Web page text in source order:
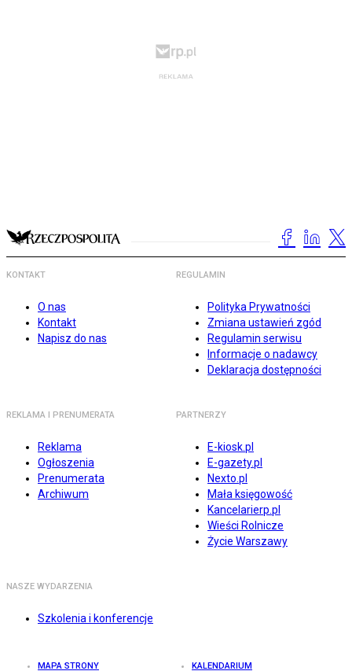
KONTAKT
O nas
Kontakt
Napisz do nas
REGULAMIN
Polityka Prywatności
Zmiana ustawień zgód
Regulamin serwisu
Informacje o nadawcy
Deklaracja dostępności
REKLAMA I PRENUMERATA
Reklama
Ogłoszenia
Prenumerata
Archiwum
PARTNERZY
E-kiosk.pl
E-gazety.pl
Nexto.pl
Mała księgowość
Kancelarierp.pl
Wieści Rolnicze
Życie Warszawy
NASZE WYDARZENIA
Szkolenia i konferencje
MAPA STRONY KALENDARIUM